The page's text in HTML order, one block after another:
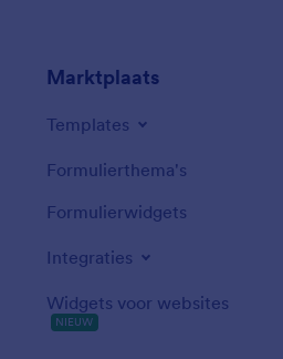
Marktplaats
Templates
Formulierthema's
Formulierwidgets
Integraties
Widgets voor websites
NIEUW